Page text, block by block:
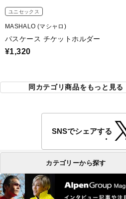
ユニセックス
MASHALO (マシャロ)
パスケース チケットホルダー
¥1,320
同カテゴリ商品をもっと見る
SNSでシェアする
カテゴリーから探す